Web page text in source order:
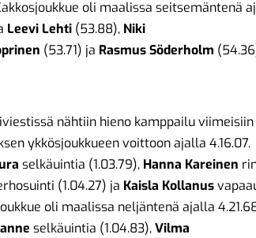
oli maalissa seitsemäntenä
Leevi Lehti (53.88), Niki
(53.71) ja Rasmus Söderholm
nähtiin hieno kamppailu
ykkösjoukkueen voittoon ajalla 4.16.07.
selkäuintia (1.03.79), Hanna Kareinen
(1.04.27) ja Kaisla Kollanus
oli maalissa neljäntenä ajalla
selkäuintia (1.04.83),Vilma